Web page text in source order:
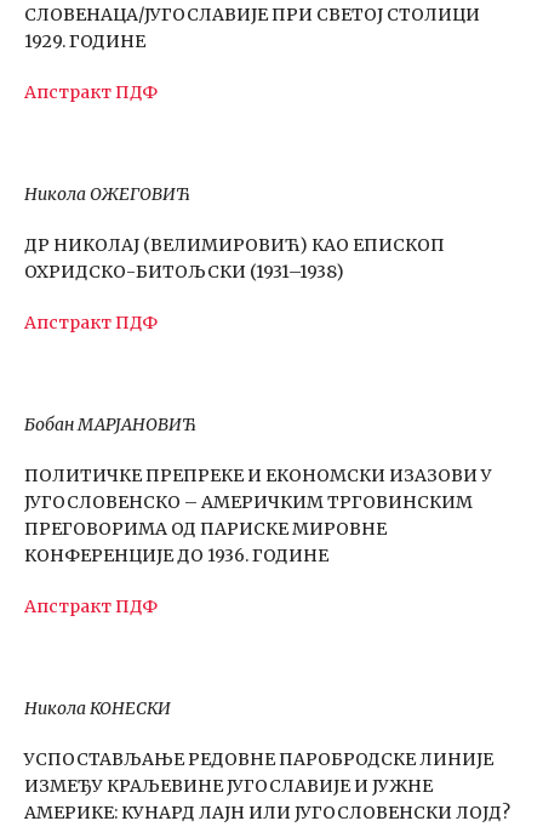
СЛОВЕНАЦА/ЈУГОСЛАВИЈЕ ПРИ СВЕТОЈ СТОЛИЦИ
1929. ГОДИНЕ
АпстрактПДФ
Никола ОЖЕГОВИЋ
ДР НИКОЛАЈ (ВЕЛИМИРОВИЋ) КАО ЕПИСКОП
ОХРИДСКО-БИТОЉСКИ (1931–1938)
АпстрактПДФ
Бобан МАРЈАНОВИЋ
ПОЛИТИЧКЕ ПРЕПРЕКЕ И ЕКОНОМСКИ ИЗАЗОВИ У
ЈУГОСЛОВЕНСКО – АМЕРИЧКИМ ТРГОВИНСКИМ
ПРЕГОВОРИМА ОД ПАРИСКЕ МИРОВНЕ
КОНФЕРЕНЦИЈЕ ДО 1936. ГОДИНЕ
АпстрактПДФ
Никола КОНЕСКИ
УСПОСТАВЉАЊЕ РЕДОВНЕ ПАРОБРОДСКЕ ЛИНИЈЕ
ИЗМЕЂУ КРАЉЕВИНЕ ЈУГОСЛАВИЈЕ И ЈУЖНЕ
АМЕРИКЕ: КУНАРД ЛАЈН ИЛИ ЈУГОСЛОВЕНСКИ ЛОЈД?